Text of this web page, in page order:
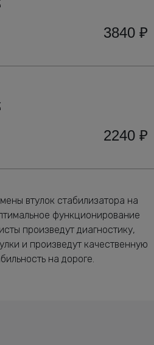
3840 ₽
2240 ₽
втулок стабилизатора на
функционирование
произведут диагностику,
и произведут качественную
на дороге.